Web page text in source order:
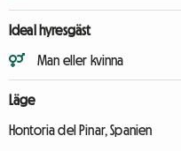
Ideal hyresgäst
Man eller kvinna
Läge
Hontoria del Pinar, Spanien